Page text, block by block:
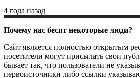
4 года назад
Почему нас бесят некоторые люди?
Сайт является полностью открытым
посетители могут присылать свои
бывает так, что пользователи не
первоисточники либо ссылки